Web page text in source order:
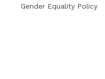
Gender Equality Policy